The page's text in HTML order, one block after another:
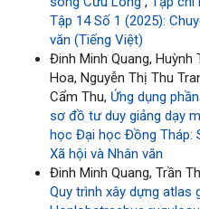
Tập 14 Số 1 (2025):
văn (Tiếng Việt)
Đinh Minh Quang, Huỳnh
Hoa, Nguyễn Thị Thu
Cẩm Thu, Ứng dụng
sơ đồ tư duy giảng dạy
học Đại học Đồng Tháp:
Xã hội và Nhân văn
Đinh Minh Quang, Trần
Quy trình xây dựng atlas